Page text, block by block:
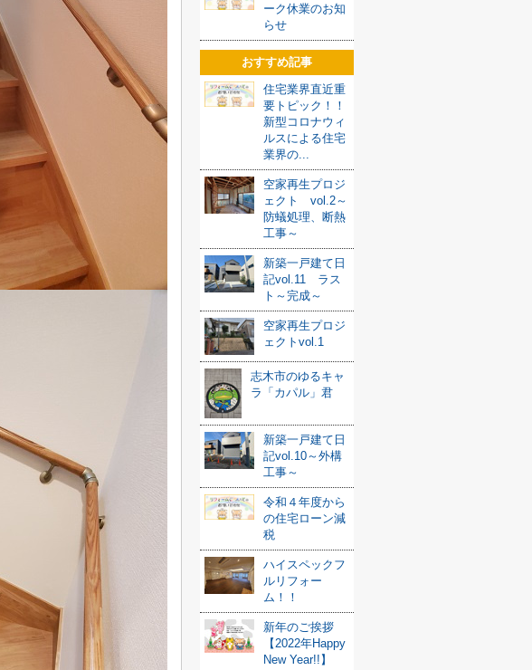
ーク休業のお知
らせ
おすすめ記事
住宅業界直近重
要トピック！！
新型コロナウィ
ルスによる住宅
業界の...
空家再生プロジ
ェクト vol.2～
防蟻処理、断熱
工事～
新築一戸建て日
記vol.11 ラス
ト～完成～
空家再生プロジ
ェクトvol.1
志木市のゆるキャ
ラ「カパル」君
新築一戸建て日
記vol.10～外構
工事～
令和４年度から
の住宅ローン減
税
ハイスペックフ
ルリフォー
ム！！
新年のご挨拶
【2022年Happy
New Year!!】